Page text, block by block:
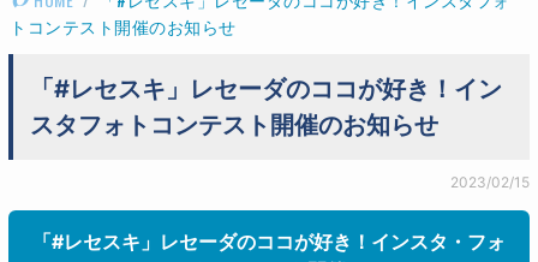
トコンテスト開催のお知らせ
「#レセスキ」レセーダのココが好き！イン
スタフォトコンテスト開催のお知らせ
2023/02/15
「#レセスキ」レセーダのココが好き！インスタ・フォ